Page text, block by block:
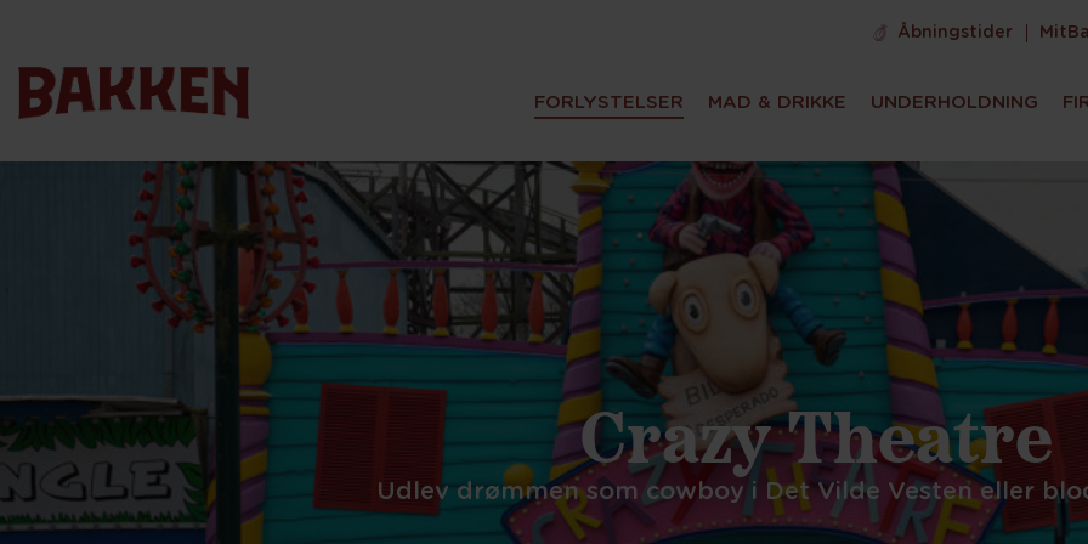
Åbningstider
FORLYSTELSER MAD & DRIKKE UNDERHOLDNING
Crazy Theatre
Udlev drømmen som cowboy i Det Vilde Vesten eller